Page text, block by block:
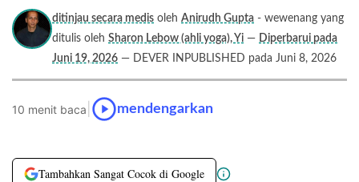
ditinjau secara medis oleh Anirudh Gupta - wewenang yang
ditulis oleh Sharon Lebow (ahli yoga), Yi — Diperbarui pada
Juni 19, 2026 — DEVER INPUBLISHED pada Juni 8, 2026
10 menit baca mendengarkan
Tambahkan Sangat Cocok di Google